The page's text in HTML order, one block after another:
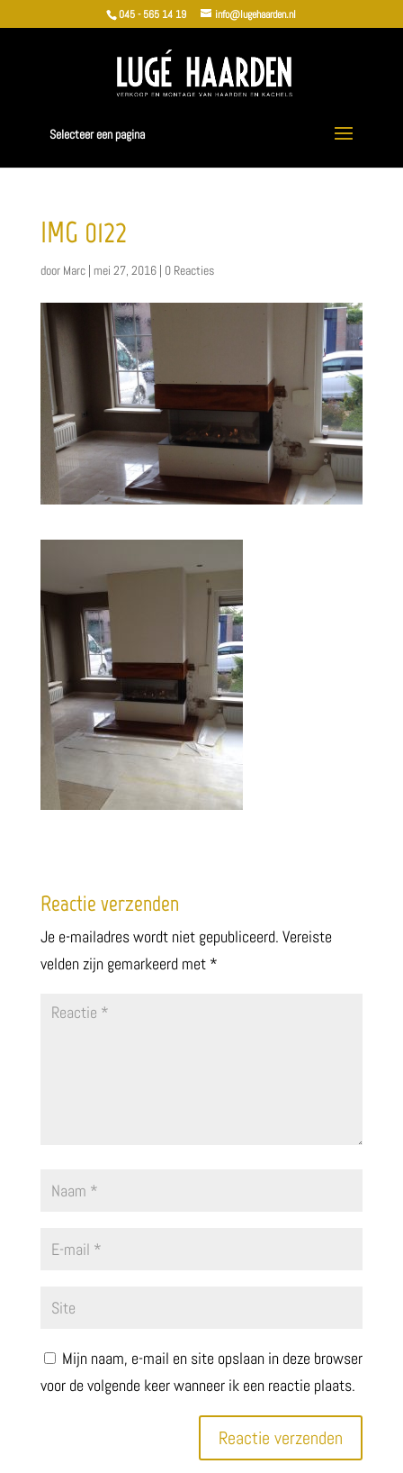
045 - 565 14 19 info@lugehaarden.nl
Selecteer een pagina
IMG_0122
door Marc| mei 27, 2016| 0 Reacties
Reactie verzenden
Je e-mailadres wordt niet gepubliceerd. Vereiste
velden zijn gemarkeerd met *
Mijn naam, e-mail en site opslaan in deze browser
voor de volgende keer wanneer ik een reactie plaats.